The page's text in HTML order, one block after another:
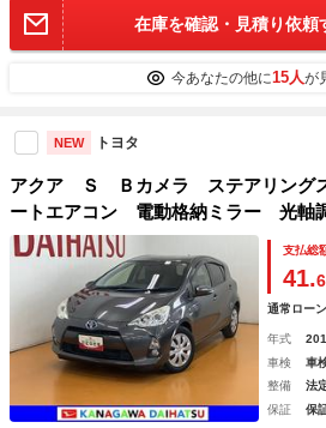
在庫を確認・見積り依頼
今あなたの他に15人が
NEW トヨタ
アクア Ｓ Ｂカメラ ステアリング
ートエアコン 電動格納ミラー 光軸
インドウ Ｐスタート ＥＴＣ キー
支払総
41.6
通常ローン
年式
車検
車
整備
法
保証
保